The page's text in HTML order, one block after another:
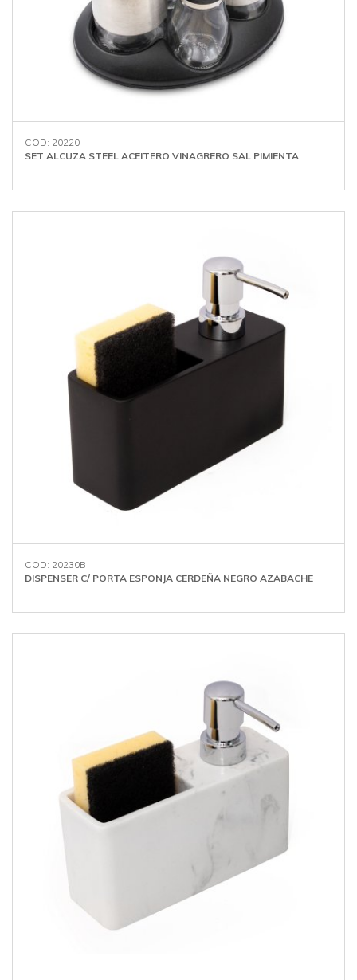
COD: 20220
SET ALCUZA STEEL ACEITERO VINAGRERO SAL PIMIENTA
COD: 20230B
DISPENSER C/ PORTA ESPONJA CERDEÑA NEGRO AZABACHE